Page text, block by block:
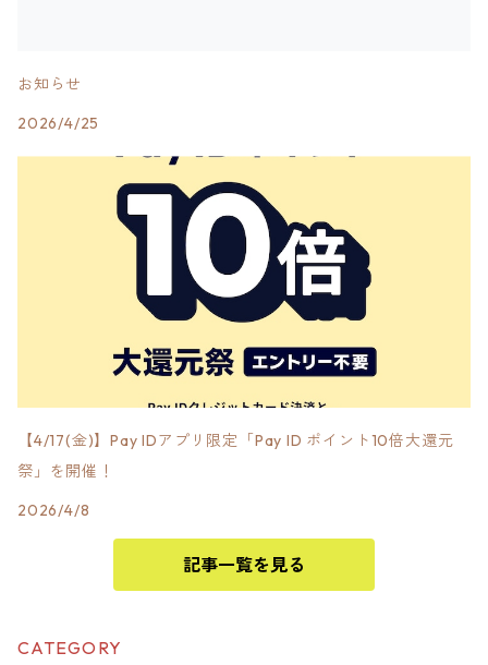
お知らせ
2026/4/25
【4/17(金)】Pay IDアプリ限定「Pay ID ポイント10倍大還元
祭」を開催！
2026/4/8
記事一覧を見る
CATEGORY